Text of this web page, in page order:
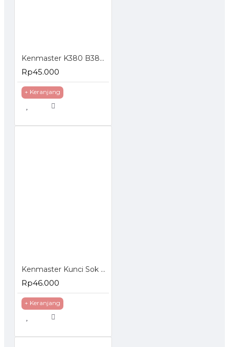
Kenmaster K380 B380 Tool Box Kotak Perkakas
Rp45.000
+ Keranjang
Kenmaster Kunci Sok Set 40 Pcs
Rp46.000
+ Keranjang